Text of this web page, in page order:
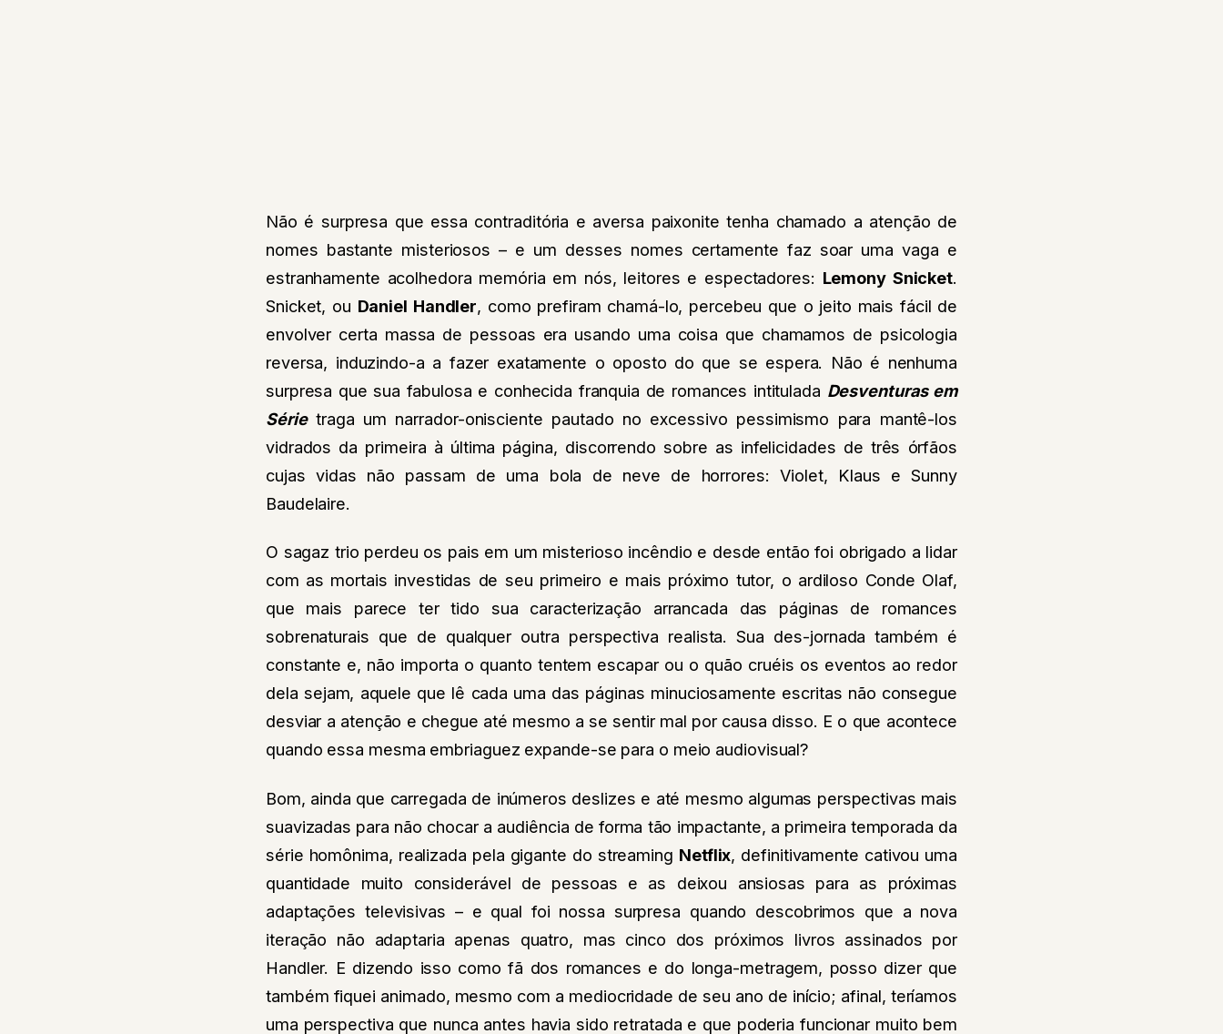
Não é surpresa que essa contraditória e aversa paixonite tenha chamado a atenção de
nomes bastante misteriosos – e um desses nomes certamente faz soar uma vaga e
estranhamente acolhedora memória em nós, leitores e espectadores: Lemony Snicket.
Snicket, ou Daniel Handler, como prefiram chamá-lo, percebeu que o jeito mais fácil de
envolver certa massa de pessoas era usando uma coisa que chamamos de psicologia
reversa, induzindo-a a fazer exatamente o oposto do que se espera. Não é nenhuma
surpresa que sua fabulosa e conhecida franquia de romances intitulada Desventuras em
Sérietraga um narrador-onisciente pautado no excessivo pessimismo para mantê-los
vidrados da primeira à última página, discorrendo sobre as infelicidades de três órfãos
cujas vidas não passam de uma bola de neve de horrores: Violet, Klaus e Sunny
Baudelaire.
O sagaz trio perdeu os pais em um misterioso incêndio e desde então foi obrigado a lidar
com as mortais investidas de seu primeiro e mais próximo tutor, o ardiloso Conde Olaf,
que mais parece ter tido sua caracterização arrancada das páginas de romances
sobrenaturais que de qualquer outra perspectiva realista. Sua des-jornada também é
constante e, não importa o quanto tentem escapar ou o quão cruéis os eventos ao redor
dela sejam, aquele que lê cada uma das páginas minuciosamente escritas não consegue
desviar a atenção e chegue até mesmo a se sentir mal por causa disso. E o que acontece
quando essa mesma embriaguez expande-se para o meio audiovisual?
Bom, ainda que carregada de inúmeros deslizes e até mesmo algumas perspectivas mais
suavizadas para não chocar a audiência de forma tão impactante, a primeira temporada da
série homônima, realizada pela gigante do streaming Netflix, definitivamente cativou uma
quantidade muito considerável de pessoas e as deixou ansiosas para as próximas
adaptações televisivas – e qual foi nossa surpresa quando descobrimos que a nova
iteração não adaptaria apenas quatro, mas cinco dos próximos livros assinados por
Handler. E dizendo isso como fã dos romances e do longa-metragem, posso dizer que
também fiquei animado, mesmo com a mediocridade de seu ano de início; afinal, teríamos
uma perspectiva que nunca antes havia sido retratada e que poderia funcionar muito bem